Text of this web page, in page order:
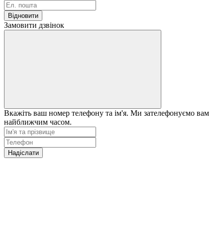
Відновити
Замовити дзвінок
Вкажіть ваш номер телефону та ім'я. Ми зателефонуємо вам
найближчим часом.
Надіслати